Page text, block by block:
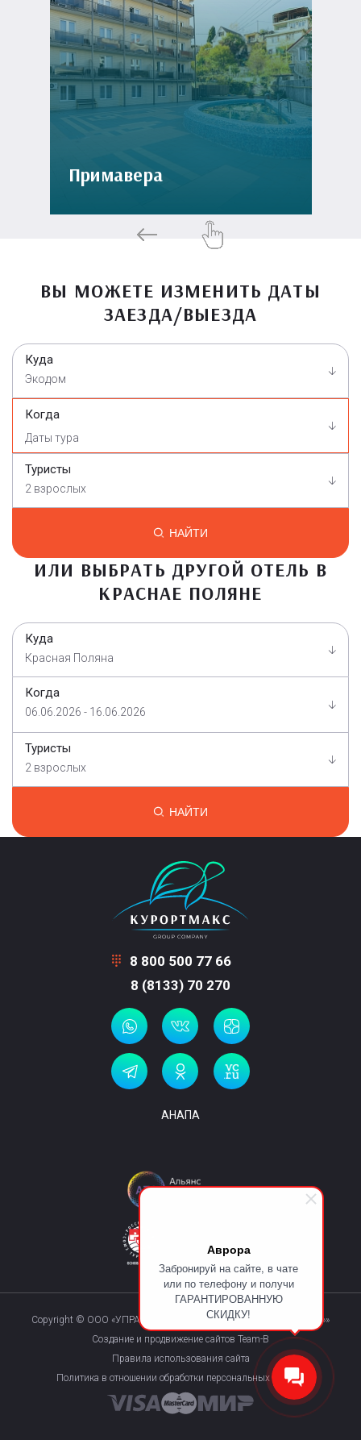
Аврора
Забронируй на сайте, в чате
или по телефону и получи
ГАРАНТИРОВАННУЮ
СКИДКУ!
Примавера
ВЫ МОЖЕТЕ ИЗМЕНИТЬ ДАТЫ
ЗАЕЗДА/ВЫЕЗДА
Куда
Экодом
Когда
Туристы
2 взрослых
НАЙТИ
ИЛИ ВЫБРАТЬ ДРУГОЙ ОТЕЛЬ В
КРАСНАЕ ПОЛЯНЕ
Куда
Красная Поляна
Когда
06.06.2026 - 16.06.2026
Туристы
2 взрослых
НАЙТИ
8 800 500 77 66
8 (8133) 70 270
АНАПА
Copyright © ООО «УПРАВЛЯЮЩАЯ КОМПАНИЯ «КУРОРТМАКС»»
Создание и продвижение сайтов Team-B
Правила использования сайта
Политика в отношении обработки персональных данных